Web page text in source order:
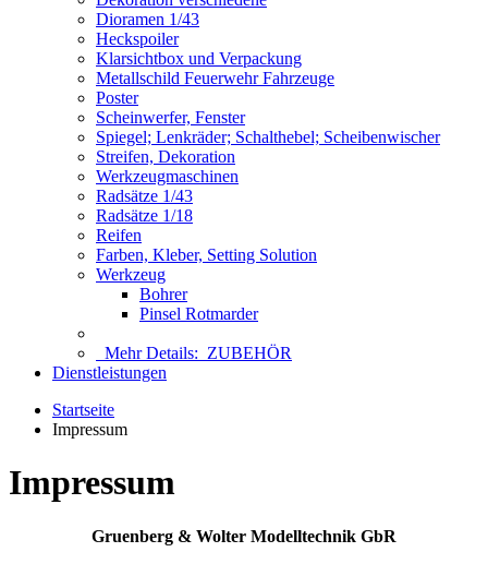
Dioramen 1/43
Heckspoiler
Klarsichtbox und Verpackung
Metallschild Feuerwehr Fahrzeuge
Poster
Scheinwerfer, Fenster
Spiegel; Lenkräder; Schalthebel; Scheibenwischer
Streifen, Dekoration
Werkzeugmaschinen
Radsätze 1/43
Radsätze 1/18
Reifen
Farben, Kleber, Setting Solution
Werkzeug
Bohrer
Pinsel Rotmarder
Mehr Details: ZUBEHÖR
Dienstleistungen
Startseite
Impressum
Impressum
Gruenberg & Wolter Modelltechnik GbR